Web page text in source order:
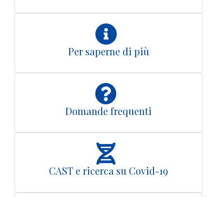
Per saperne di più
Domande frequenti
CAST e ricerca su Covid-19